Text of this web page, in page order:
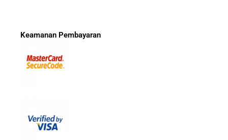
Keamanan Pembayaran